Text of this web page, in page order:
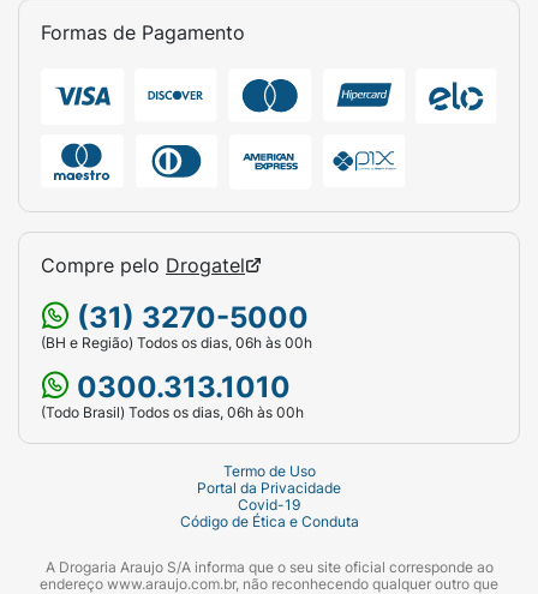
Formas de Pagamento
Compre pelo Drogatel
(31) 3270-5000
(BH e Região) Todos os dias, 06h às 00h
0300.313.1010
(Todo Brasil) Todos os dias, 06h às 00h
Termo de Uso
Portal da Privacidade
Covid-19
Código de Ética e Conduta
A Drogaria Araujo S/A informa que o seu site oficial corresponde ao
endereço www.araujo.com.br, não reconhecendo qualquer outro que